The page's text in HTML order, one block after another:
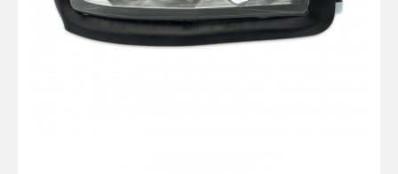
Малый коммерческий транспорт
Маркировочные знаки и светоотражатели